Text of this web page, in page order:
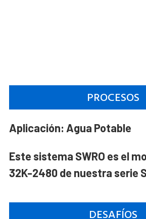
PROCESOS
Aplicación: Agua Potable
Este sistema SWRO es el
32K-2480 de nuestra serie
DESAFÍOS